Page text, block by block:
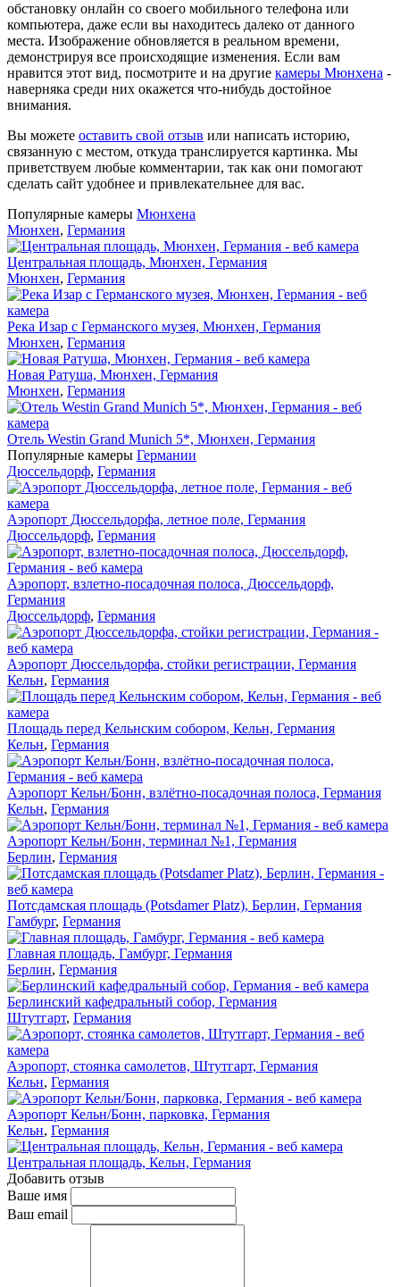
обстановку онлайн со своего мобильного телефона или
компьютера, даже если вы находитесь далеко от данного
места. Изображение обновляется в реальном времени,
демонстрируя все происходящие изменения. Если вам
нравится этот вид, посмотрите и на другие камеры Мюнхена -
наверняка среди них окажется что-нибудь достойное
внимания.
Вы можете оставить свой отзыв или написать историю,
связанную с местом, откуда транслируется картинка. Мы
приветствуем любые комментарии, так как они помогают
сделать сайт удобнее и привлекательнее для вас.
Популярные камеры Мюнхена
Мюнхен, Германия
Центральная площадь, Мюнхен, Германия
Мюнхен, Германия
Река Изар с Германского музея, Мюнхен, Германия
Мюнхен, Германия
Новая Ратуша, Мюнхен, Германия
Мюнхен, Германия
Отель Westin Grand Munich 5*, Мюнхен, Германия
Популярные камеры Германии
Дюссельдорф, Германия
Аэропорт Дюссельдорфа, летное поле, Германия
Дюссельдорф, Германия
Аэропорт, взлетно-посадочная полоса, Дюссельдорф,
Германия
Дюссельдорф, Германия
Аэропорт Дюссельдорфа, стойки регистрации, Германия
Кельн, Германия
Площадь перед Кельнским собором, Кельн, Германия
Кельн, Германия
Аэропорт Кельн/Бонн, взлётно-посадочная полоса, Германия
Кельн, Германия
Аэропорт Кельн/Бонн, терминал №1, Германия
Берлин, Германия
Потсдамская площадь (Potsdamer Platz), Берлин, Германия
Гамбург, Германия
Главная площадь, Гамбург, Германия
Берлин, Германия
Берлинский кафедральный собор, Германия
Штутгарт, Германия
Аэропорт, стоянка самолетов, Штутгарт, Германия
Кельн, Германия
Аэропорт Кельн/Бонн, парковка, Германия
Кельн, Германия
Центральная площадь, Кельн, Германия
Добавить отзыв
Ваше имя
Ваш email